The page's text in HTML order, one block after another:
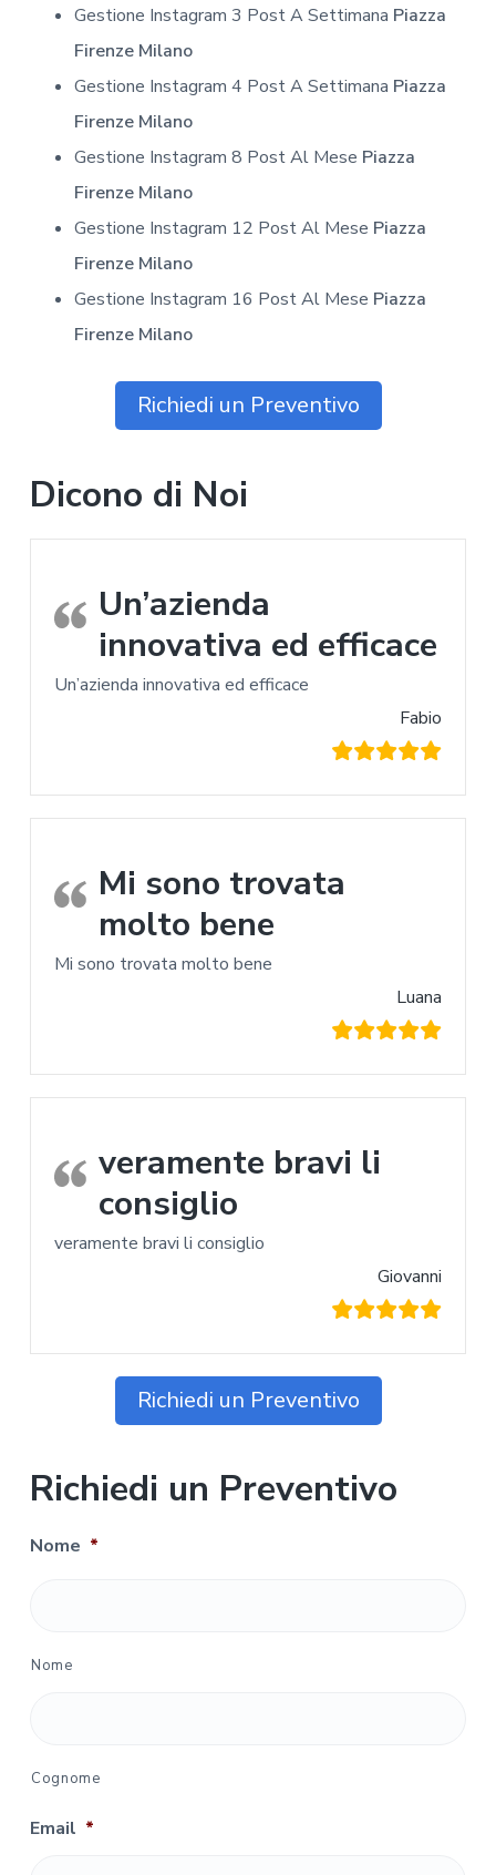
Gestione Instagram 3 Post A Settimana Piazza
Firenze Milano
Gestione Instagram 4 Post A Settimana Piazza
Firenze Milano
Gestione Instagram 8 Post Al Mese Piazza
Firenze Milano
Gestione Instagram 12 Post Al Mese Piazza
Firenze Milano
Gestione Instagram 16 Post Al Mese Piazza
Firenze Milano
Richiedi un Preventivo
Dicono di Noi
Un’azienda
innovativa ed efficace
Un’azienda innovativa ed efficace
Fabio
Mi sono trovata
molto bene
Mi sono trovata molto bene
Luana
veramente bravi li
consiglio
veramente bravi li consiglio
Giovanni
Richiedi un Preventivo
Richiedi un Preventivo
Nome *
Nome
Cognome
Email *